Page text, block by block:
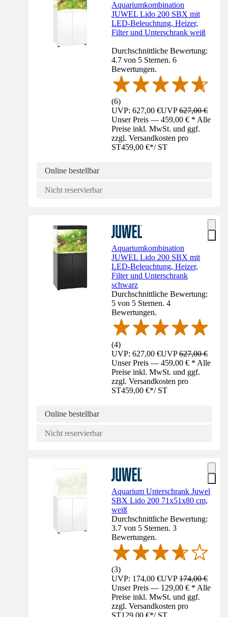
Aquariumkombination
JUWEL Lido 200 SBX mit
LED-Beleuchtung, Heizer,
Filter und Unterschrank weiß
Durchschnittliche Bewertung:
4.7 von 5 Sternen. 6
Bewertungen.
(6)
UVP: 627,00 €UVP627,00 €
Unser Preis — 459,00 € * Alle
Preise inkl. MwSt. und ggf.
zzgl. Versandkosten pro
ST459,00 €*/ ST
Online bestellbar
Nicht reservierbar
Aquariumkombination
JUWEL Lido 200 SBX mit
LED-Beleuchtung, Heizer,
Filter und Unterschrank
schwarz
Durchschnittliche Bewertung:
5 von 5 Sternen. 4
Bewertungen.
(4)
UVP: 627,00 €UVP627,00 €
Unser Preis — 459,00 € * Alle
Preise inkl. MwSt. und ggf.
zzgl. Versandkosten pro
ST459,00 €*/ ST
Online bestellbar
Nicht reservierbar
Aquarium Unterschrank Juwel
SBX Lido 200 71x51x80 cm,
weiß
Durchschnittliche Bewertung:
3.7 von 5 Sternen. 3
Bewertungen.
(3)
UVP: 174,00 €UVP174,00 €
Unser Preis — 129,00 € * Alle
Preise inkl. MwSt. und ggf.
zzgl. Versandkosten pro
ST129,00 €*/ ST